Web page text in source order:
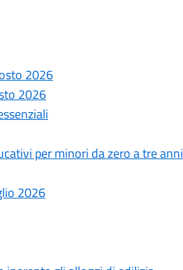
2026
2026
per minori da zero a tre anni
2026